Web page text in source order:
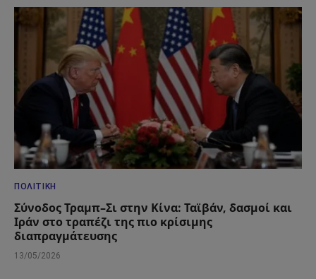
ΠΟΛΙΤΙΚΉ
Σύνοδος Τραμπ–Σι στην Κίνα: Ταϊβάν, δασμοί και
Ιράν στο τραπέζι της πιο κρίσιμης
διαπραγμάτευσης
13/05/2026